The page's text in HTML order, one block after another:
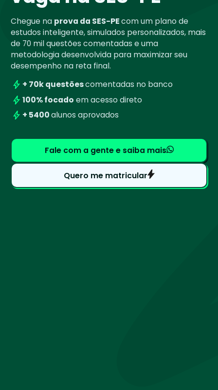
Chegue na prova da SES-PEcom um plano de
estudos inteligente, simulados personalizados, mais
de 70 mil questões comentadas e uma
metodologia desenvolvida para maximizar seu
desempenho na reta final.
+ 70k questõescomentadas no banco
100% focado em acesso direto
+ 5400alunos aprovados
Fale com a gente e saiba mais
Quero me matricular